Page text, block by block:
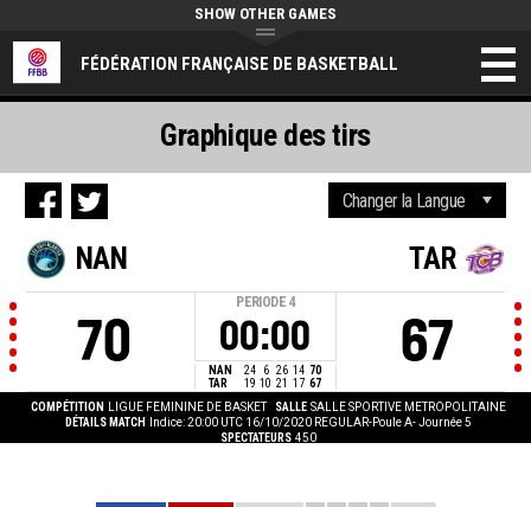
FÉDÉRATION FRANÇAISE DE BASKETBALL
SHOW OTHER GAMES
NAN
70
PERIODE 4
00:00
NAN 24 6 26 14 70
TAR
19 10 21 17 67
TAR
67
COMPÉTITION LIGUE FEMININE DE BASKET SALLE SALLE SPORTIVE METROPOLITAINE
DÉTAILS MATCH
Indice: 20:00 UTC 16/10/2020 REGULAR-Poule A- Journée 5
SPECTATEURS 450
Graphique des tirs